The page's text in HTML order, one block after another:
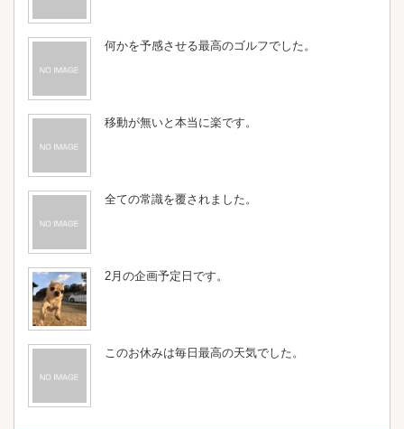
何かを予感させる最高のゴルフでした。
移動が無いと本当に楽です。
全ての常識を覆されました。
2月の企画予定日です。
このお休みは毎日最高の天気でした。